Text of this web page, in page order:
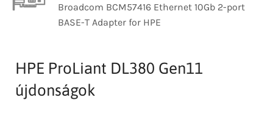
Broadcom BCM57416 Ethernet 10Gb 2-port
BASE-T Adapter for HPE
HPE ProLiant DL380 Gen11
újdonságok